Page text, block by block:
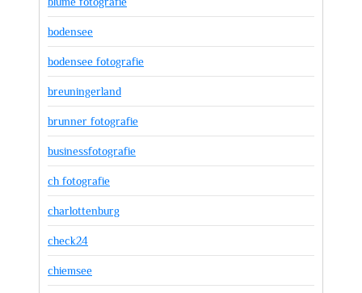
bodensee
bodensee fotografie
breuningerland
brunner fotografie
businessfotografie
ch fotografie
charlottenburg
check24
chiemsee